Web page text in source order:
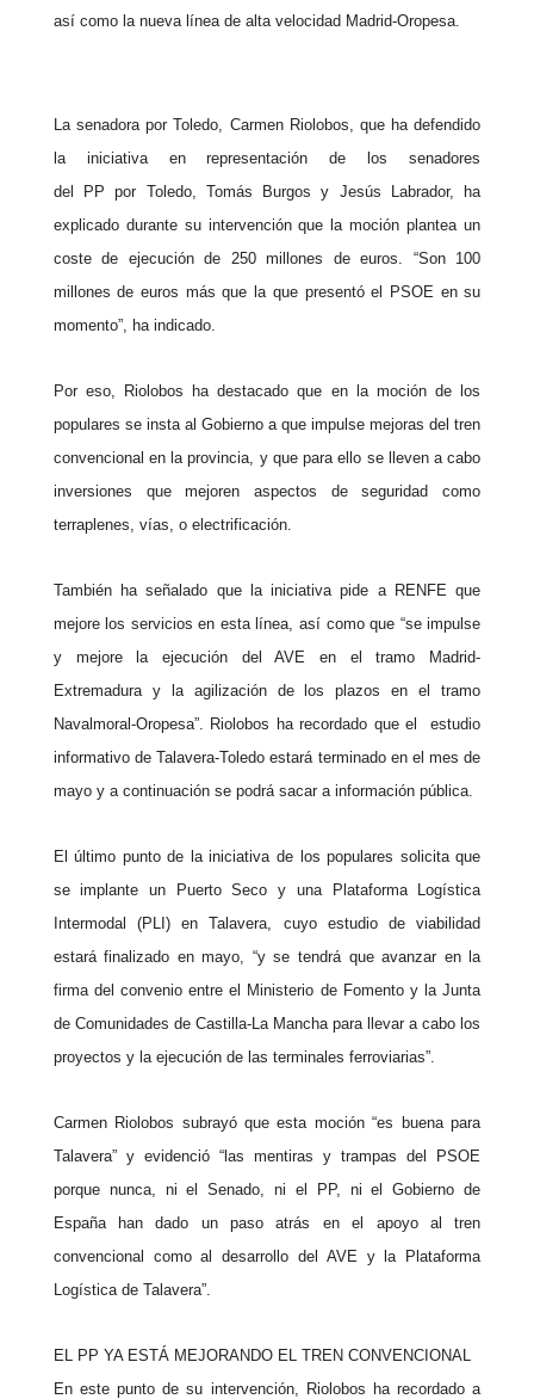
así como la nueva línea de alta velocidad Madrid-Oropesa.
La senadora porToledo, Carmen Riolobos, que ha defendido
la iniciativa en representación de los senadores
del
PP por Toledo, Tomás Burgos y Jesús Labrador, ha
explicado durante su intervención que la moción plantea un
coste de ejecución de 250 millones de euros. “Son 100
millones de euros más que la que presentó el PSOE en su
momento”, ha indicado.
Por eso, Riolobos ha destacado que en la moción de los
populares se insta al Gobierno a que impulse mejoras del tren
convencional en la provincia, y que para ello se lleven a cabo
inversiones que mejoren aspectos de seguridad como
terraplenes, vías, o electrificación.
También ha señalado que la iniciativa pide a RENFE que
mejore los servicios en esta línea, así como que “se impulse
y mejore la ejecución del AVE en el tramo Madrid-
Extremadura y la agilización de los plazos en el tramo
Navalmoral-Oropesa”. Riolobos ha recordado que el estudio
informativo de Talavera-Toledo estará terminado en el mes de
mayo y a continuación se podrá sacar a información pública.
El último punto de la iniciativa de los populares solicita que
se implante un Puerto Seco y una Plataforma Logística
Intermodal (PLI) en Talavera, cuyo estudio de viabilidad
estará finalizado en mayo, “y se tendrá que avanzar en la
firma del convenio entre el Ministerio de Fomento y la Junta
de Comunidades de Castilla-La Mancha para llevar a cabo los
proyectos y la ejecución de las terminales ferroviarias”.
Carmen Riolobos subrayó que esta moción “es buena para
Talavera” y evidenció “las mentiras y trampas del PSOE
porque nunca, ni el Senado, ni el
PP, ni el Gobierno de
España han dado un paso atrás en el apoyo al tren
convencional como al desarrollo del AVE y la Plataforma
Logística de Talavera”.
EL PP YA ESTÁ MEJORANDO EL TREN CONVENCIONAL
En este punto de su intervención, Riolobos ha recordado a